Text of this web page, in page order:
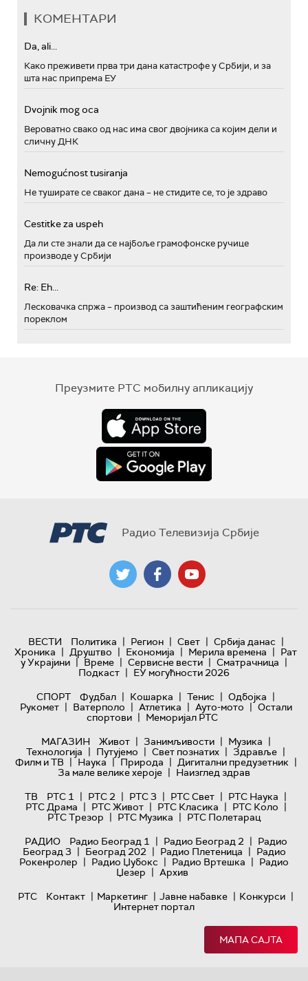
КОМЕНТАРИ
Da, ali...
Како преживети прва три дана катастрофе у Србији, и за
шта нас припрема ЕУ
Dvojnik mog oca
Вероватно свако од нас има свог двојника са којим дели и
сличну ДНК
Nemogućnost tusiranja
Не туширате се сваког дана – не стидите се, то је здраво
Cestitke za uspeh
Да ли сте знали да се најбоље грамофонске ручице
производе у Србији
Re: Eh...
Лесковачка спржа – производ са заштићеним географским
пореклом
Преузмите РТС мобилну апликацију
Радио Телевизија Србије
ВЕСТИ Политика | Регион | Свет | Србија данас |
Хроника | Друштво | Економија | Мерила времена | Рат
у Украјини | Време | Сервисне вести | Сматрачница |
Подкаст | ЕУ могућности 2026
СПОРТ
Фудбал | Кошарка | Тенис | Одбојка |
Рукомет | Ватерполо | Атлетика | Ауто-мото | Остали
спортови | Меморијал РТС
МАГАЗИН
Живот | Занимљивости | Музика |
Технологијa | Путујемо | Свет познатих | Здравље |
Филм и ТВ | Наука | Природа | Дигитални предузетник |
За мале велике хероје | Наизглед здрав
ТВ
РТС 1 | РТС 2 | РТС 3 | РТС Свет | РТС Наука |
РТС Драма | РТС Живот | РТС Класика | РТС Коло |
РТС Трезор | РТС Музика | РТС Полетарац
РАДИО
Радио Београд 1 | Радио Београд 2 | Радио
Београд 3 | Београд 202 | Радио Плетеница | Радио
Рокенролер | Радио Џубокс | Радио Вртешка | Радио
Џезер | Архив
РТС
Контакт | Маркетинг | Јавне набавке | Конкурси |
Интернет портал
МАПА САЈТА